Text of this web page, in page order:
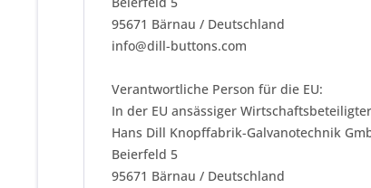
95671 Bärnau / Deutschland
info@dill-buttons.com
Verantwortliche Person für die EU:
In der EU ansässiger
Hans Dill Knopffabrik-Galvanotechnik
Beierfeld 5
95671 Bärnau / Deutschland